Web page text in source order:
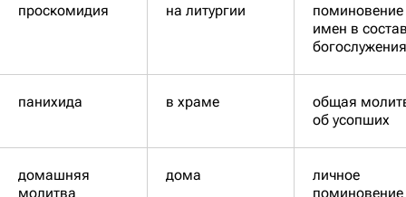
проскомидия на литургии
поминовение
имен в
богослужения
панихида в храме
общая
об усопших
домашняя
молитва
дома
личное
поминовение